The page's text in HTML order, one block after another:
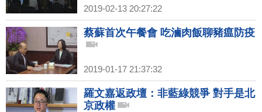
2019-02-13 20:27:22
蔡蘇首次午餐會 吃滷肉飯聊豬瘟防疫
2019-01-17 21:37:32
羅文嘉返政壇：非藍綠競爭 對手是北
京政權